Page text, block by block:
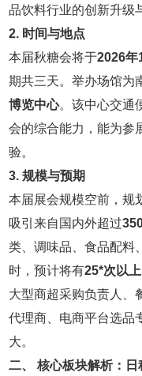
品饮料行业的创新升级
2. 时间与地点
本届秋糖会将于2026年
期共三天。举办场馆为
博览中心。该中心交通
会的综合能力，能为参
验。
3. 规模与预期
本届展会规模空前，规
吸引来自国内外超过
类、调味品、食品配料
时，预计将有25*次以
大型商超采购负责人、
代理商、电商平台选品
大。
二、 核心板块解析：